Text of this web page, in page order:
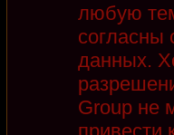
любую
согласны
данных.
Group не